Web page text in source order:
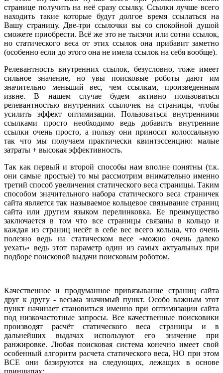
странице получить на неё сразу ссылку. Ссылки лучше всего
находить такие которые будут долгое время ссылаться на
Вашу страницу. Две-три ссылочки вы со спокойной душой
сможете приобрести. Всё же это не тысячи или сотни ссылок,
но статического веса от этих ссылок она прибавит заметно
(особенно если до этого она не имела ссылок на себя вообще).
Релевантность внутренних ссылок, безусловно, тоже имеет
сильное значение, но увы поисковые роботы дают им
значительно меньший вес, чем ссылкам, произведенным
извне. В нашем случае будем активно пользоваться
релевантностью внутренних ссылочек на страницы, чтобы
усилить эффект оптимизации. Пользоваться внутренними
ссылками просто необходимо ведь добавить внутренние
ссылки очень просто, а пользу они приносят колоссальную
так что мы получаем практически квинтэссенцию: малые
затраты + высокая эффективность.
Так как первый и второй способы нам вполне понятны (т.к.
они самые простые) то мы рассмотрим внимательно именно
третий способ увеличения статического веса страницы. Таким
способом значительного набора статического веса страничек
сайта является так называемое кольцевое связывание страниц
сайта или другим языком перелинковка. Ее преимущество
заключается в том что все страницы связаны в кольцо и
каждая из страниц несёт в себе вес всего кольца, что очень
полезно ведь на статическом весе «можно очень далеко
уехать» ведь этот параметр один из самых актуальных при
подборе поисковой выдачи поисковым роботом.
Качественное и продуманное привязывание страниц сайта
друг к другу - весьма значимый пункт. Особо важным этот
пункт начинает становиться именно при оптимизации сайта
под низкочастотные запросы. Все качественные поисковики
производят расчёт статического веса страницы и в
дальнейших выдачах используют его значение при
ранжировке. Любая поисковая система конечно имеет свой
особенный алгоритм расчета статического веса, НО при этом
ВСЕ они базируются на следующих, лежащих в основе
принципах: